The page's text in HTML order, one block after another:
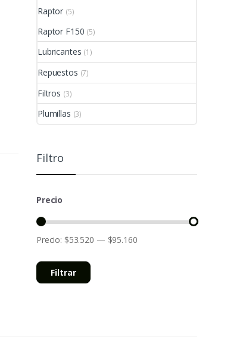
Raptor (5)
Raptor F150 (5)
Lubricantes (1)
Repuestos (7)
Filtros (3)
Plumillas (3)
Filtro
Precio
Filtrar
Precio: $53.520 — $95.160